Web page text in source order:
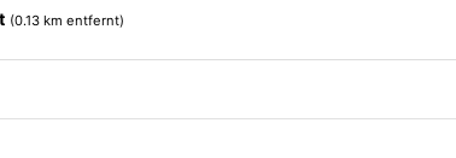
(0.13 km entfernt)